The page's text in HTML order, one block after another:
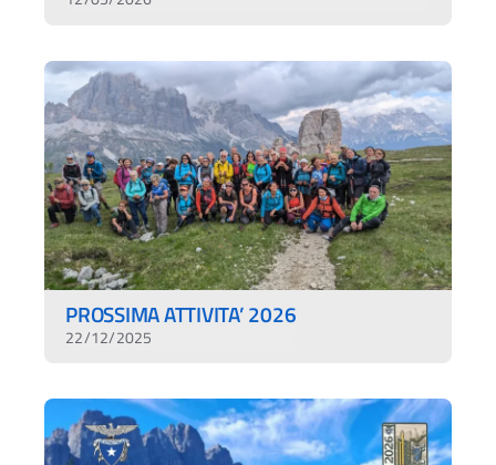
PROSSIMA ATTIVITA’ 2026
22/12/2025